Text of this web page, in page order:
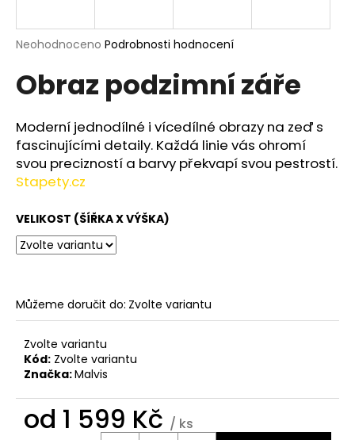
Průměrné
produktu
je
z
5
hvězdiček.
Neohodnoceno Podrobnosti hodnocení
Obraz podzimní záře
Moderní jednodílné i vícedílné obrazy na zeď s
fascinujícími detaily. Každá linie vás ohromí
svou precizností a barvy překvapí svou pestrostí.
Stapety.cz
VELIKOST (ŠÍŘKA X VÝŠKA)
Můžeme doručit do: Zvolte variantu
Zvolte variantu
Kód: Zvolte variantu
Značka:Malvis
od 1 599 Kč / ks
j
t
?
D
o
r
u
č
u
j
m